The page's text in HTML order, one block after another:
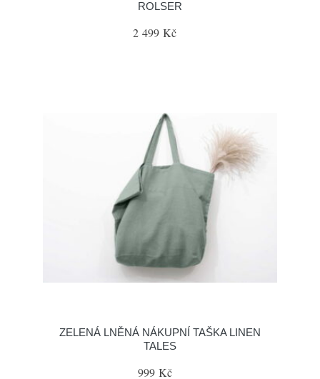
ROLSER
2 499 Kč
ZELENÁ LNĚNÁ NÁKUPNÍ TAŠKA LINEN
TALES
999 Kč